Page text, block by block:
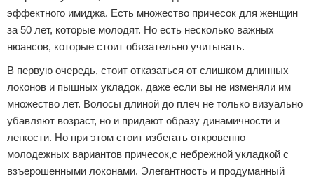
эффектного имиджа. Есть множество причесок для женщин
за 50 лет, которые молодят. Но есть несколько важных
нюансов, которые стоит обязательно учитывать.
В первую очередь, стоит отказаться от слишком длинных
локонов и пышных укладок, даже если вы не изменяли им
множество лет. Волосы длиной до плеч не только визуально
убавляют возраст, но и придают образу динамичности и
легкости. Но при этом стоит избегать откровенно
молодежных вариантов причесок,с небрежной укладкой с
взъерошенными локонами. Элегантность и продуманный